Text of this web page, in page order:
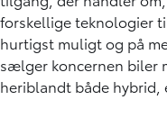
forskellige teknologier
hurtigst muligt og på
sælger koncernen biler
heriblandt både hybrid,